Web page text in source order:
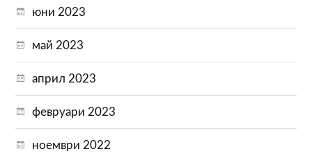
юни 2023
май 2023
април 2023
февруари 2023
ноември 2022